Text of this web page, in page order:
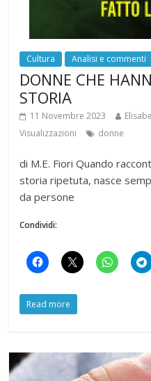
Cultura Analisi e commenti
DONNE CHE
STORIA
11 Novembre 2023
Visualizzazioni
donne
di M.E. Fiori Quando
storia ripetuta, nasce
da persone
Condividi:
Read more